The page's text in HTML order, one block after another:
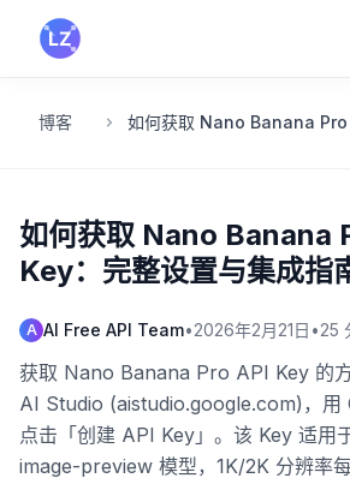
跳转到主要内容
博客
如何获取 Nano Banana
Key：完整设置与集成指
A AI Free API Team•2026年2月21日 •25
获取 Nano Banana Pro API Key 的
AI Studio (aistudio.google.com)，用
点击「创建 API Key」。该 Key 适
image-preview 模型，1K/2K 分辨率